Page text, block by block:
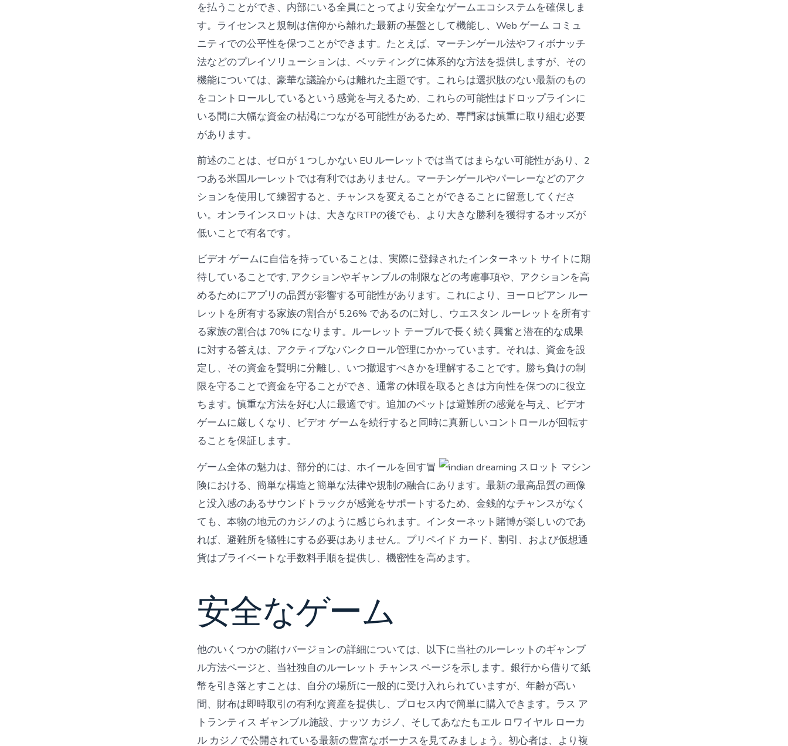
を払うことができ、内部にいる全員にとってより安全なゲームエコシステムを確保しま
す。ライセンスと規制は信仰から離れた最新の基盤として機能し、Web ゲーム コミュ
ニティでの公平性を保つことができます。たとえば、マーチンゲール法やフィボナッチ
法などのプレイソリューションは、ベッティングに体系的な方法を提供しますが、その
機能については、豪華な議論からは離れた主題です。これらは選択肢のない最新のもの
をコントロールしているという感覚を与えるため、これらの可能性はドロップラインに
いる間に大幅な資金の枯渇につながる可能性があるため、専門家は慎重に取り組む必要
があります。
前述のことは、ゼロが 1 つしかない EU ルーレットでは当てはまらない可能性があり、2
つある米国ルーレットでは有利ではありません。マーチンゲールやパーレーなどのアク
ションを使用して練習すると、チャンスを変えることができることに留意してくださ
い。オンラインスロットは、大きなRTPの後でも、より大きな勝利を獲得するオッズが
低いことで有名です。
ビデオ ゲームに自信を持っていることは、実際に登録されたインターネット サイトに期
待していることです, アクションやギャンブルの制限などの考慮事項や、アクションを高
めるためにアプリの品質が影響する可能性があります。これにより、ヨーロピアン ルー
レットを所有する家族の割合が 5.26% であるのに対し、ウエスタン ルーレットを所有す
る家族の割合は 70% になります。ルーレット テーブルで長く続く興奮と潜在的な成果
に対する答えは、アクティブなバンクロール管理にかかっています。それは、資金を設
定し、その資金を賢明に分離し、いつ撤退すべきかを理解することです。勝ち負けの制
限を守ることで資金を守ることができ、通常の休暇を取るときは方向性を保つのに役立
ちます。慎重な方法を好む人に最適です。追加のベットは避難所の感覚を与え、ビデオ
ゲームに厳しくなり、ビデオ ゲームを続行すると同時に真新しいコントロールが回転す
ることを保証します。
ゲーム全体の魅力は、部分的には、ホイールを回す冒
険における、簡単な構造と簡単な法律や規制の融合にあります。最新の最高品質の画像
と没入感のあるサウンドトラックが感覚をサポートするため、金銭的なチャンスがなく
ても、本物の地元のカジノのように感じられます。インターネット賭博が楽しいのであ
れば、避難所を犠牲にする必要はありません。プリペイド カード、割引、および仮想通
貨はプライベートな手数料手順を提供し、機密性を高めます。
安全なゲーム
他のいくつかの賭けバージョンの詳細については、以下に当社のルーレットのギャンブ
ル方法ページと、当社独自のルーレット チャンス ページを示します。銀行から借りて紙
幣を引き落とすことは、自分の場所に一般的に受け入れられていますが、年齢が高い
間、財布は即時取引の有利な資産を提供し、プロセス内で簡単に購入できます。ラス ア
トランティス ギャンブル施設、ナッツ カジノ、そしてあなたもエル ロワイヤル ローカ
ル カジノで公開されている最新の豊富なボーナスを見てみましょう。初心者は、より複